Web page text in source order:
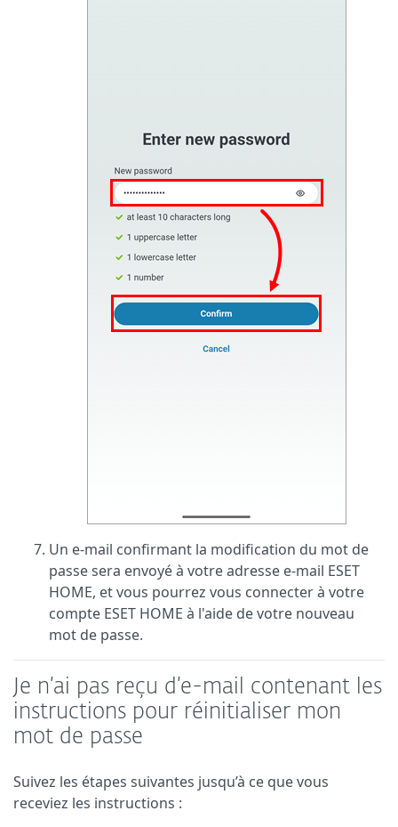
Un e-mail confirmant la modification du mot de
passe sera envoyé à votre adresse e-mail ESET
HOME, et vous pourrez vous connecter à votre
compte ESET HOME à l'aide de votre nouveau
mot de passe.
Je n’ai pas reçu d’e-mail contenant les
instructions pour réinitialiser mon
mot de passe
Suivez les étapes suivantes jusqu’à ce que vous
receviez les instructions :